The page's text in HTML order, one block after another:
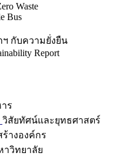
Waste
Bus
ฯ กับความยั่งยืน
Report
ร
วิสัยทัศน์และยุทธศาสตร์
ร้างองค์กร
าวิทยาลัย